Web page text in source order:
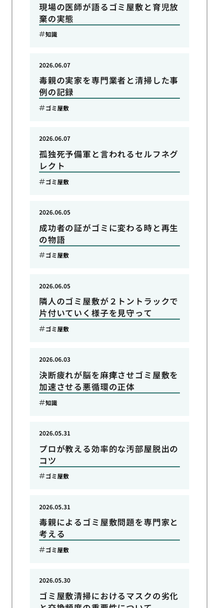
現場の医師が語るゴミ屋敷と育児放
棄の実態
知識
毒親の実家を専門業者と清掃した事
例の記録
2026.06.07
ゴミ屋敷
孤独死予備軍と言われるセルフネグ
レクト
2026.06.07
ゴミ屋敷
成功者の証がゴミに変わる時と再生
の物語
2026.06.05
ゴミ屋敷
隣人のゴミ屋敷が２トントラックで
片付いていく様子を見守って
2026.06.05
ゴミ屋敷
決断疲れが脳を麻痺させゴミ屋敷を
加速させる悪循環の正体
2026.06.03
知識
プロが教える効率的な汚部屋脱出の
コツ
2026.05.31
ゴミ屋敷
毒親によるゴミ屋敷問題を専門家と
考える
2026.05.31
ゴミ屋敷
ゴミ屋敷清掃におけるマスクの劣化
2026.05.30